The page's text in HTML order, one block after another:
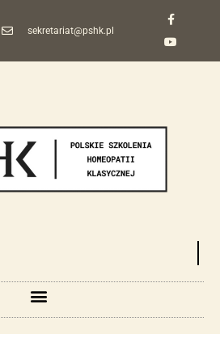
sekretariat@pshk.pl